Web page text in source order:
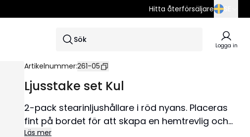
Hitta återförsäljare
SE
EN
Sök
Logga in
Artikelnummer:261-05
Ljusstake set Kul
2-pack stearinljushållare i röd nyans. Placeras
fint på bordet för att skapa en hemtrevlig och
mysig känsla kring advent.
Läs mer